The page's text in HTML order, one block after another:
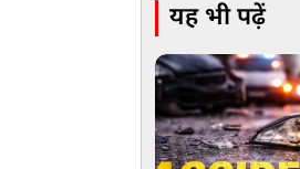
यह भी पढ़ें